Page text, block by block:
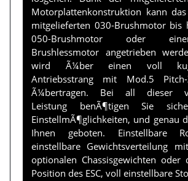
Motorplattenkonstruktion kann
mitgelieferten 030-Brushmotor bis
050-Brushmotor oder
Brushlessmotor angetrieben
wird Ã¼ber einen voll
Antriebsstrang mit Mod.5 Pitch-
Ã¼bertragen. Bei all dieser
Leistung benÃ¶tigen Sie
EinstellmÃ¶glichkeiten, und genau
Ihnen geboten. Einstellbare
einstellbare Gewichtsverteilung
optionalen Chassisgewichten oder
Position des ESC, voll einstellbare